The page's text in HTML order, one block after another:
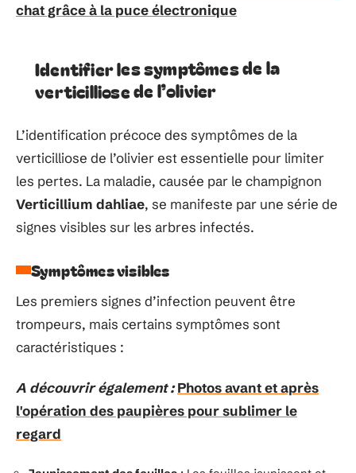
chat grâce à la puce électronique
Identifier les symptômes de la
verticilliose de l’olivier
L’identification précoce des symptômes de la
verticilliose de l’olivier est essentielle pour limiter
les pertes. La maladie, causée par le champignon
Verticillium dahliae, se manifeste par une série de
signes visibles sur les arbres infectés.
Symptômes visibles
Les premiers signes d’infection peuvent être
trompeurs, mais certains symptômes sont
caractéristiques :
A découvrir également : Photos avant et après
l'opération des paupières pour sublimer le
regard